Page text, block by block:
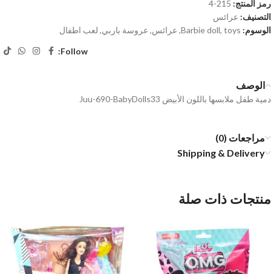
رمز المنتج: 215-4
التصنيف: عرائس
الوسوم:
Barbie doll, toys
, عرائس, عروسة باربي, لعب اطفال
Follow:
الوصف
دمية طفل ملابسها باللون الأبيض Juu-690-BabyDolls33
مراجعات (0)
Shipping & Delivery
منتجات ذات صلة